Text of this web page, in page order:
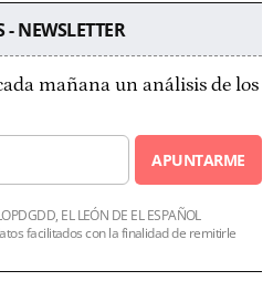
NEWSLETTER
mañana un análisis de los
APUNTARME
EL LEÓN DE EL ESPAÑOL
facilitados con la finalidad de remitirle